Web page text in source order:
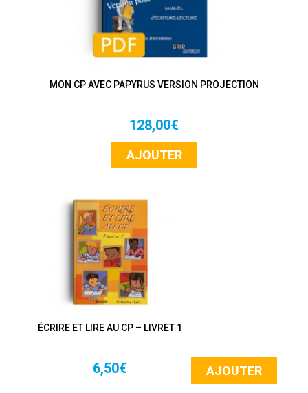
MON CP AVEC PAPYRUS VERSION PROJECTION
128,00€
AJOUTER
ÉCRIRE ET LIRE AU CP – LIVRET 1
6,50€ AJOUTER